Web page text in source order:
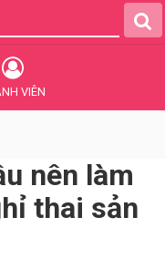
VIÊN
nên làm
thai sản